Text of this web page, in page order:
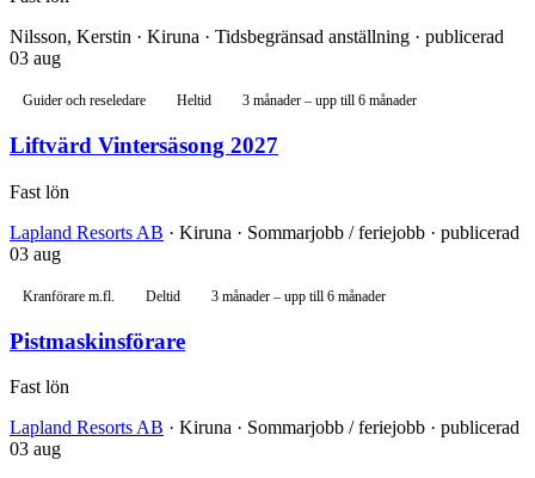
Nilsson, Kerstin · Kiruna · Tidsbegränsad anställning · publicerad
03 aug
Guider och reseledare Heltid 3 månader – upp till 6 månader
Liftvärd Vintersäsong 2027
Fast lön
Lapland Resorts AB · Kiruna · Sommarjobb / feriejobb · publicerad
03 aug
Kranförare m.fl. Deltid 3 månader – upp till 6 månader
Pistmaskinsförare
Fast lön
Lapland Resorts AB · Kiruna · Sommarjobb / feriejobb · publicerad
03 aug